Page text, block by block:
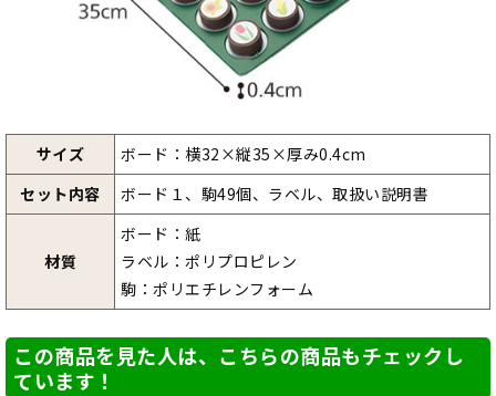
サイズ
ボード：横32×縦35×厚み0.4cm
セット内容
ボード１、駒49個、ラベル、取扱い説明書
材質
ボード：紙
ラベル：ポリプロピレン
駒：ポリエチレンフォーム
この商品を見た人は、こちらの商品もチェックし
ています！